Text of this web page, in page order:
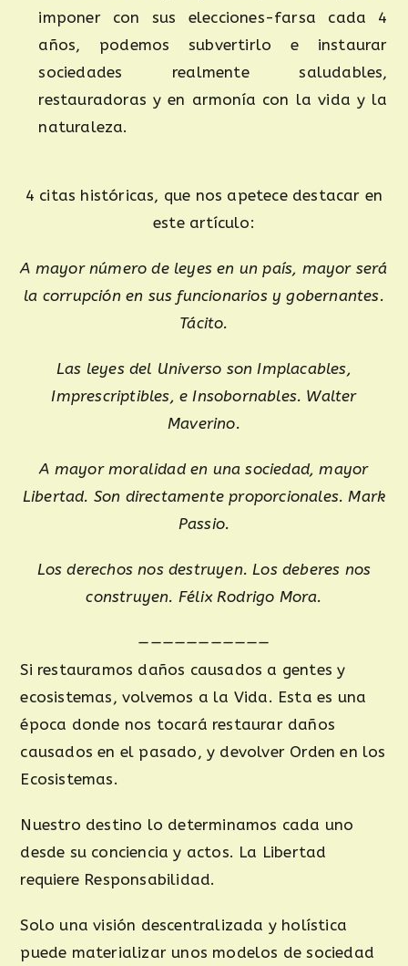
imponer con sus elecciones-farsa cada 4
años, podemos subvertirlo e instaurar
sociedades realmente saludables,
restauradoras y en armonía con la vida y la
naturaleza.
4 citas históricas, que nos apetece destacar en
este artículo:
A mayor número de leyes en un país, mayor será
la corrupción en sus funcionarios y gobernantes.
Tácito.
Las leyes del Universo son Implacables,
Imprescriptibles, e Insobornables. Walter
Maverino.
A mayor moralidad en una sociedad, mayor
Libertad. Son directamente proporcionales. Mark
Passio.
Los derechos nos destruyen. Los deberes nos
construyen. Félix Rodrigo Mora.
———————————
Si restauramos daños causados a gentes y
ecosistemas, volvemos a la Vida. Esta es una
época donde nos tocará restaurar daños
causados en el pasado, y devolver Orden en los
Ecosistemas.
Nuestro destino lo determinamos cada uno
desde su conciencia y actos. La Libertad
requiere Responsabilidad.
Solo una visión descentralizada y holística
puede materializar unos modelos de sociedad